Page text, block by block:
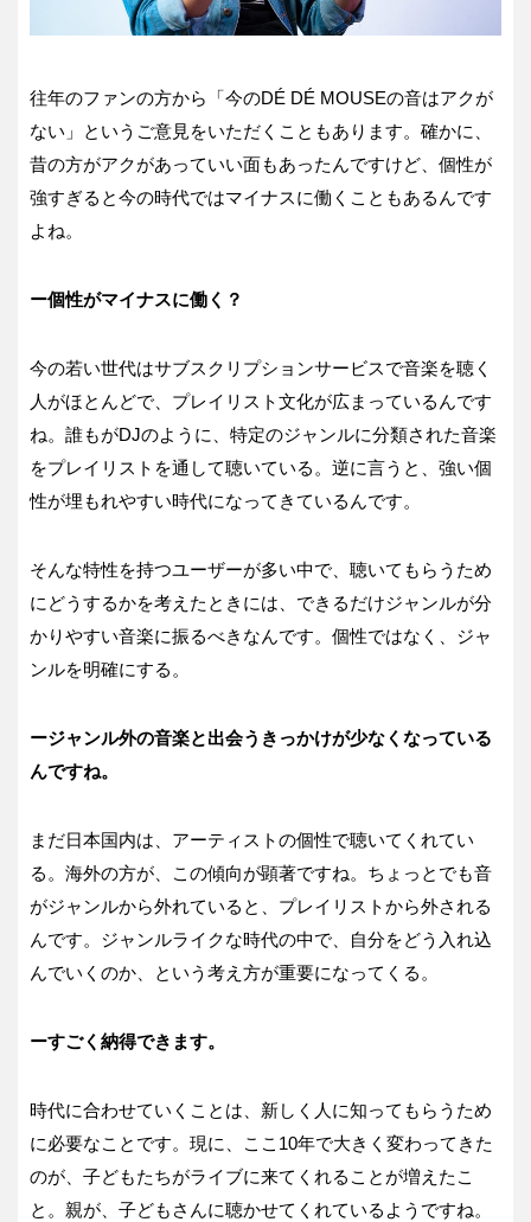
往年のファンの方から「今のDÉ DÉ MOUSEの音はアクが
ない」というご意見をいただくこともあります。確かに、
昔の方がアクがあっていい面もあったんですけど、個性が
強すぎると今の時代ではマイナスに働くこともあるんです
よね。
ー個性がマイナスに働く？
今の若い世代はサブスクリプションサービスで音楽を聴く
人がほとんどで、プレイリスト文化が広まっているんです
ね。誰もがDJのように、特定のジャンルに分類された音楽
をプレイリストを通して聴いている。逆に言うと、強い個
性が埋もれやすい時代になってきているんです。
そんな特性を持つユーザーが多い中で、聴いてもらうため
にどうするかを考えたときには、できるだけジャンルが分
かりやすい音楽に振るべきなんです。個性ではなく、ジャ
ンルを明確にする。
ージャンル外の音楽と出会うきっかけが少なくなっている
んですね。
まだ日本国内は、アーティストの個性で聴いてくれてい
る。海外の方が、この傾向が顕著ですね。ちょっとでも音
がジャンルから外れていると、プレイリストから外される
んです。ジャンルライクな時代の中で、自分をどう入れ込
んでいくのか、という考え方が重要になってくる。
ーすごく納得できます。
時代に合わせていくことは、新しく人に知ってもらうため
に必要なことです。現に、ここ10年で大きく変わってきた
のが、子どもたちがライブに来てくれることが増えたこ
と。親が、子どもさんに聴かせてくれているようですね。